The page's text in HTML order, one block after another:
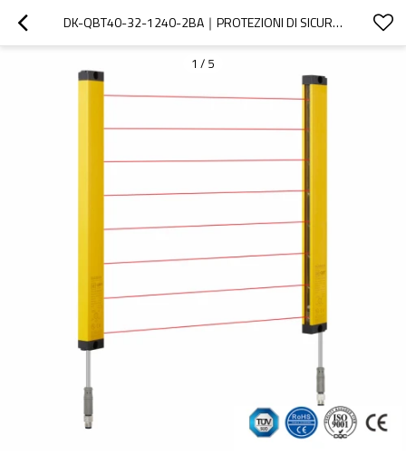
DK-QBT40-32-1240-2BA｜PROTEZIONI DI SICUREZZA PER PUNZONATRICE｜DADISICK
1 / 5